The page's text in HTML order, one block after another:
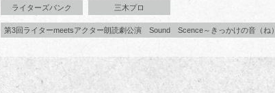
ライターズバンク 三木プロ
第3回ライターmeetsアクター朗読劇公演 Sound Scence～きっかけの音（ね）